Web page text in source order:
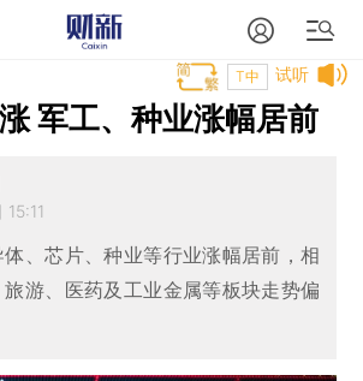
试听
T中
军工、种业涨幅居前
、芯片、种业等行业涨幅居前，相
游、医药及工业金属等板块走势偏